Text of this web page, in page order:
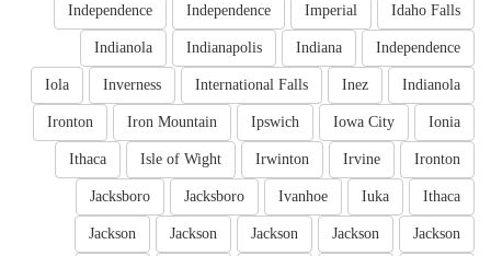
Idaho Falls
Imperial
Independence
Independence
Independence
Indiana
Indianapolis
Indianola
Indianola
Inez
International Falls
Inverness
Iola
Ionia
Iowa City
Ipswich
Iron Mountain
Ironton
Ironton
Irvine
Irwinton
Isle of Wight
Ithaca
Ithaca
Iuka
Ivanhoe
Jacksboro
Jacksboro
Jackson
Jackson
Jackson
Jackson
Jackson